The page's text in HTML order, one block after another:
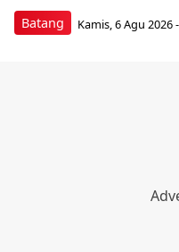
Batang Kamis, 6 Agu 2026